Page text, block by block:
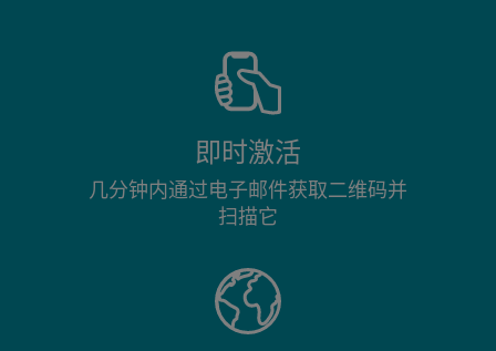
即时激活
几分钟内通过电子邮件获取二维码并
扫描它